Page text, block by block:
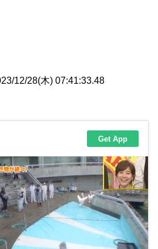
12/28(木) 07:41:33.48